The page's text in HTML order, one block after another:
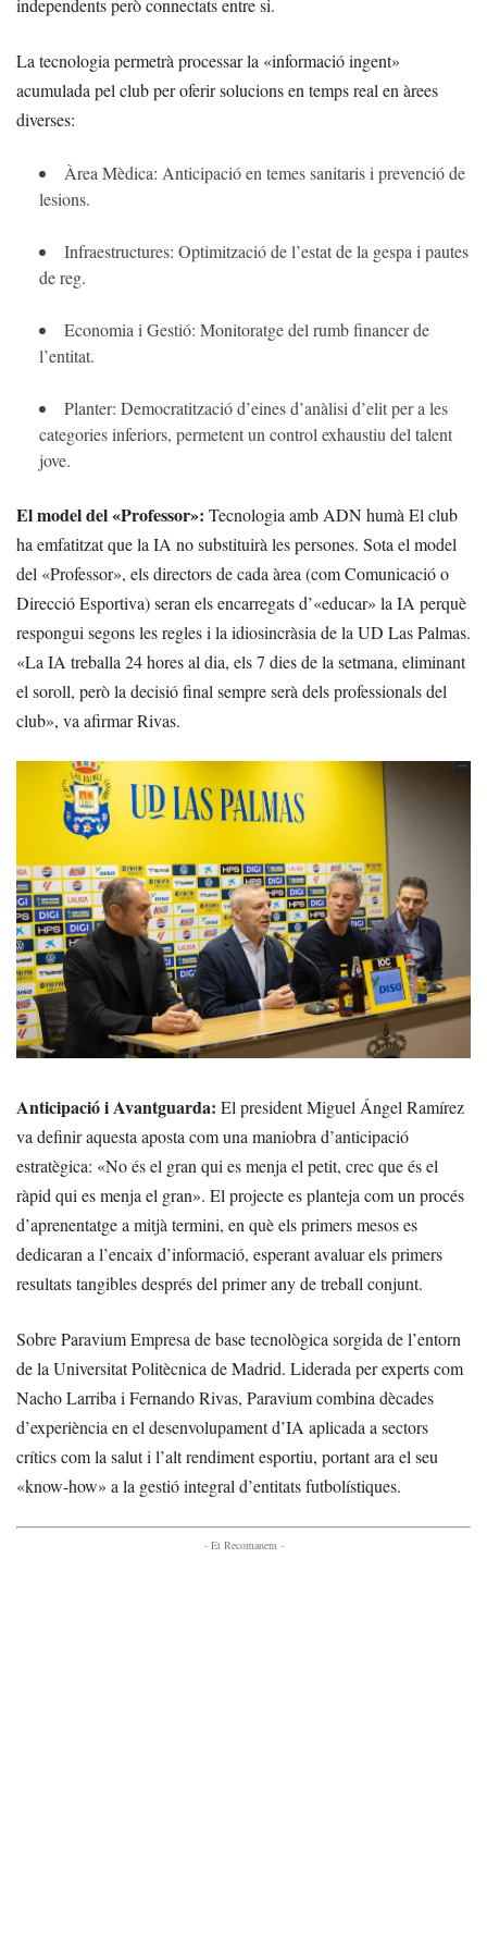
independents però connectats entre si.
La tecnologia permetrà processar la «informació ingent»
acumulada pel club per oferir solucions en temps real en àrees
diverses:
Àrea Mèdica: Anticipació en temes sanitaris i prevenció de
lesions.
Infraestructures: Optimització de l’estat de la gespa i pautes
de reg.
Economia i Gestió: Monitoratge del rumb financer de
l’entitat.
Planter: Democratització d’eines d’anàlisi d’elit per a les
categories inferiors, permetent un control exhaustiu del talent
jove.
El model del «Professor»: Tecnologia amb ADN humà El club
ha emfatitzat que la IA no substituirà les persones. Sota el model
del «Professor», els directors de cada àrea (com Comunicació o
Direcció Esportiva) seran els encarregats d’«educar» la IA perquè
respongui segons les regles i la idiosincràsia de la UD Las Palmas.
«La IA treballa 24 hores al dia, els 7 dies de la setmana, eliminant
el soroll, però la decisió final sempre serà dels professionals del
club», va afirmar Rivas.
Anticipació i Avantguarda: El president Miguel Ángel Ramírez
va definir aquesta aposta com una maniobra d’anticipació
estratègica: «No és el gran qui es menja el petit, crec que és el
ràpid qui es menja el gran». El projecte es planteja com un procés
d’aprenentatge a mitjà termini, en què els primers mesos es
dedicaran a l’encaix d’informació, esperant avaluar els primers
resultats tangibles després del primer any de treball conjunt.
Sobre ParaviumEmpresa de base tecnològica sorgida de l’entorn
de la Universitat Politècnica de Madrid. Liderada per experts com
Nacho Larriba i Fernando Rivas, Paravium combina dècades
d’experiència en el desenvolupament d’IA aplicada a sectors
crítics com la salut i l’alt rendiment esportiu, portant ara el seu
«know-how» a la gestió integral d’entitats futbolístiques.
- Et Recomanem -